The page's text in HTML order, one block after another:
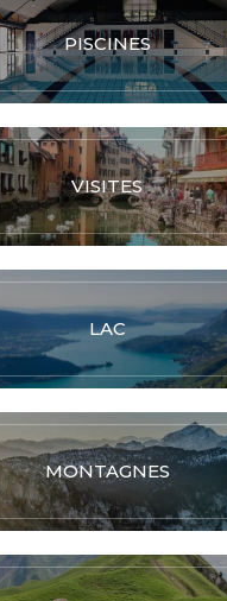
PISCINES
VISITES
LAC
MONTAGNES